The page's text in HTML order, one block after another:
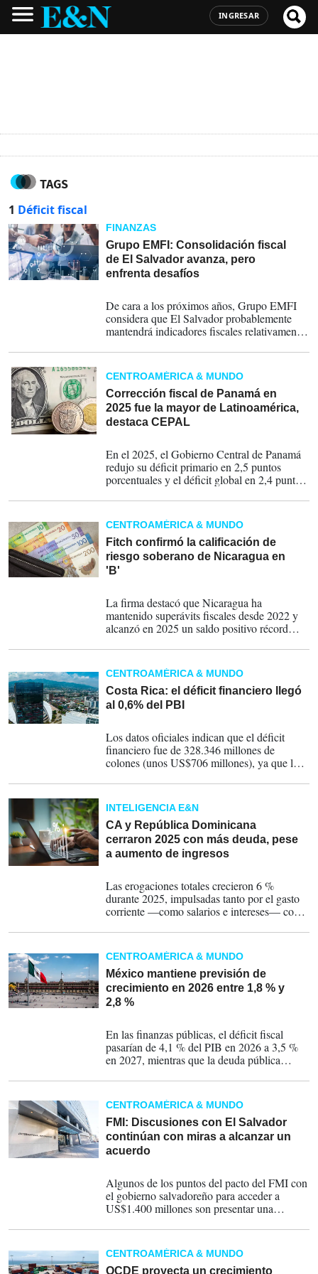
INGRESAR
TAGS
1 Déficit fiscal
FINANZAS
Grupo EMFI: Consolidación fiscal
de El Salvador avanza, pero
enfrenta desafíos
De cara a los próximos años, Grupo EMFI
considera que El Salvador probablemente
mantendrá indicadores fiscales relativamente
acercamiento del ciclo electoral entre 2027 y
2029 podría aumentar las presiones para
expandir el gasto público.
CENTROAMÉRICA & MUNDO
Corrección fiscal de Panamá en
2025 fue la mayor de Latinoamérica,
destaca CEPAL
En el 2025, el Gobierno Central de Panamá
redujo su déficit primario en 2,5 puntos
porcentuales y el déficit global en 2,4 puntos
CENTROAMÉRICA & MUNDO
Fitch confirmó la calificación de
riesgo soberano de Nicaragua en
'B'
La firma destacó que Nicaragua ha
mantenido superávits fiscales desde 2022 y
alcanzó en 2025 un saldo positivo récord
CENTROAMÉRICA & MUNDO
Costa Rica: el déficit financiero llegó
al 0,6% del PBI
Los datos oficiales indican que el déficit
financiero fue de 328.346 millones de
colones (unos US$706 millones), ya que los
(US$2.620 millones) y los gastos 1,5 billones
de colones (unos US$3.326 millones).
INTELIGENCIA E&N
CA y República Dominicana
cerraron 2025 con más deuda, pese
a aumento de ingresos
Las erogaciones totales crecieron 6 %
durante 2025, impulsadas tanto por el gasto
corriente —como salarios e intereses— como
expansión significativa del 19 %, reporta el
SECMCA.
CENTROAMÉRICA & MUNDO
México mantiene previsión de
crecimiento en 2026 entre 1,8 % y
2,8 %
En las finanzas públicas, el déficit fiscal
pasarían de 4,1 % del PIB en 2026 a 3,5 %
en 2027, mientras que la deuda pública
en 2027, por encima de la trayectoria de 52,3
% que contemplaba el marco previo.
CENTROAMÉRICA & MUNDO
FMI: Discusiones con El Salvador
continúan con miras a alcanzar un
acuerdo
Algunos de los puntos del pacto del FMI con
el gobierno salvadoreño para acceder a
US$1.400 millones son presentar una
participación en la billetera estatal de
criptomonedas Chivo, lo cual hasta el
momento no ha sucedido.
CENTROAMÉRICA & MUNDO
OCDE proyecta un crecimiento